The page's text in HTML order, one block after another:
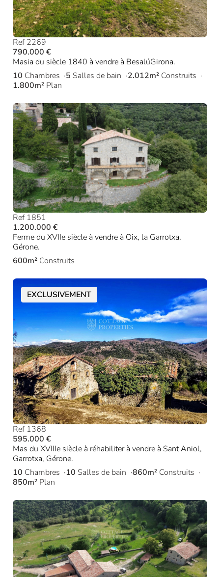
Ref 2269
790.000 €
Masia du siècle 1840 à vendre à BesalúGirona.
10 Chambres 5 Salles de bain 2.012m² Construits
1.800m² Plan
Ref 1851
1.200.000 €
Ferme du XVIIe siècle à vendre à Oix, la Garrotxa,
Gérone.
600m² Construits
EXCLUSIVEMENT
Ref 1368
595.000 €
Mas du XVIIIe siècle à réhabiliter à vendre à Sant Aniol,
Garrotxa, Gérone.
10 Chambres 10 Salles de bain 860m² Construits
850m² Plan